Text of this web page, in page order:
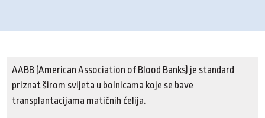
AABB (American Association of Blood Banks) je standard
priznat širom svijeta u bolnicama koje se bave
transplantacijama matičnih ćelija.